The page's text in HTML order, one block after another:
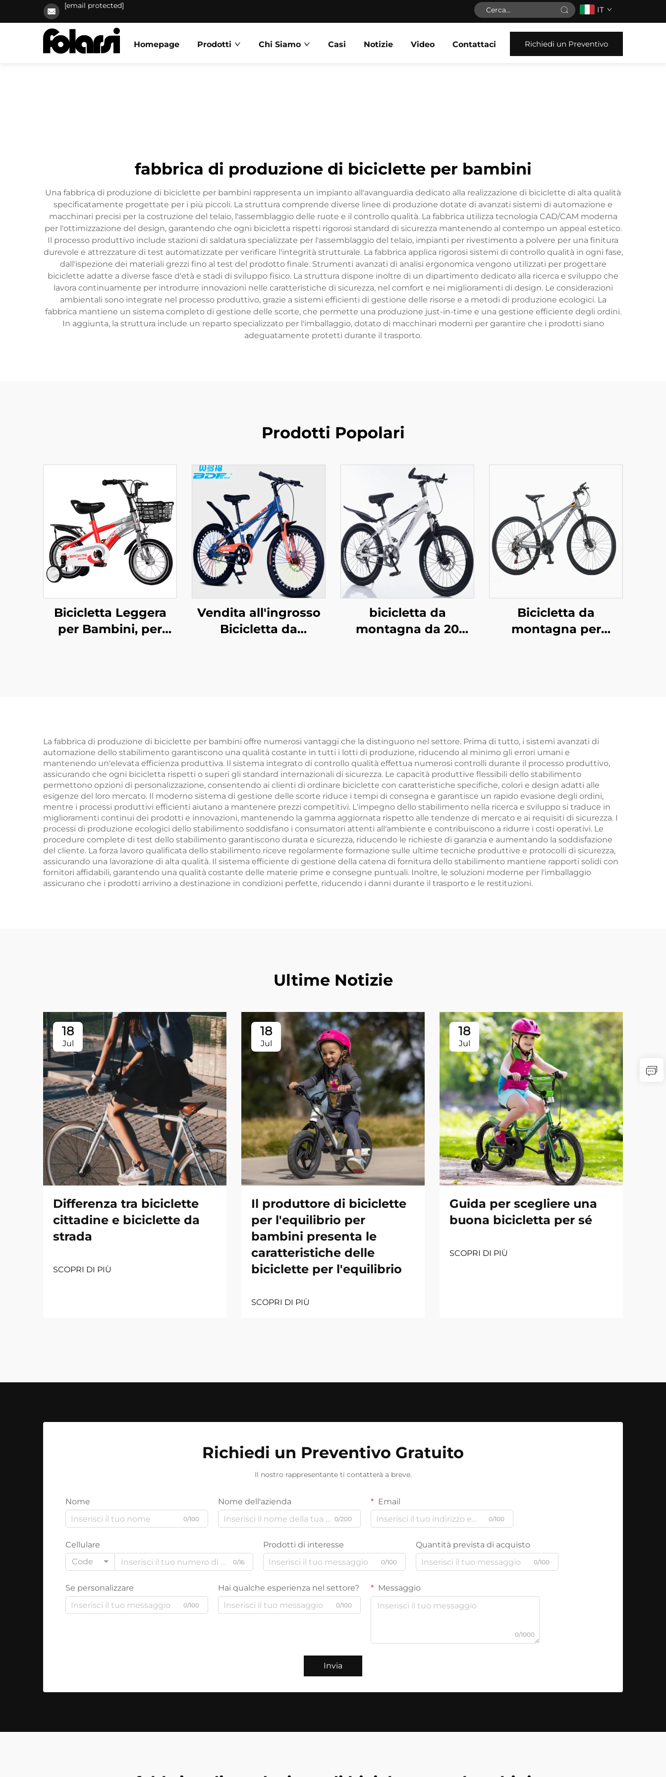
[email protected] IT
Homepage Prodotti Chi Siamo Casi Notizie Video Contattaci Richiedi un Preventivo
fabbrica di produzione di biciclette per bambini
Una fabbrica di produzione di biciclette per bambini rappresenta un impianto all'avanguardia dedicato alla realizzazione di biciclette di alta qualità
specificatamente progettate per i più piccoli. La struttura comprende diverse linee di produzione dotate di avanzati sistemi di automazione e
macchinari precisi per la costruzione del telaio, l'assemblaggio delle ruote e il controllo qualità. La fabbrica utilizza tecnologia CAD/CAM moderna
per l'ottimizzazione del design, garantendo che ogni bicicletta rispetti rigorosi standard di sicurezza mantenendo al contempo un appeal estetico.
Il processo produttivo include stazioni di saldatura specializzate per l'assemblaggio del telaio, impianti per rivestimento a polvere per una finitura
durevole e attrezzature di test automatizzate per verificare l'integrità strutturale. La fabbrica applica rigorosi sistemi di controllo qualità in ogni fase,
dall'ispezione dei materiali grezzi fino al test del prodotto finale. Strumenti avanzati di analisi ergonomica vengono utilizzati per progettare
biciclette adatte a diverse fasce d'età e stadi di sviluppo fisico. La struttura dispone inoltre di un dipartimento dedicato alla ricerca e sviluppo che
lavora continuamente per introdurre innovazioni nelle caratteristiche di sicurezza, nel comfort e nei miglioramenti di design. Le considerazioni
ambientali sono integrate nel processo produttivo, grazie a sistemi efficienti di gestione delle risorse e a metodi di produzione ecologici. La
fabbrica mantiene un sistema completo di gestione delle scorte, che permette una produzione just-in-time e una gestione efficiente degli ordini.
In aggiunta, la struttura include un reparto specializzato per l'imballaggio, dotato di macchinari moderni per garantire che i prodotti siano
adeguatamente protetti durante il trasporto.
Prodotti Popolari
Bicicletta Leggera
per Bambini, per
Vendita all'ingrosso
Bicicletta da
con Forcella in
Acciaio e Pedali
Normali
bicicletta da
montagna da 20
Bicicletta da
montagna per
regalo
La fabbrica di produzione di biciclette per bambini offre numerosi vantaggi che la distinguono nel settore. Prima di tutto, i sistemi avanzati di
automazione dello stabilimento garantiscono una qualità costante in tutti i lotti di produzione, riducendo al minimo gli errori umani e
mantenendo un'elevata efficienza produttiva. Il sistema integrato di controllo qualità effettua numerosi controlli durante il processo produttivo,
assicurando che ogni bicicletta rispetti o superi gli standard internazionali di sicurezza. Le capacità produttive flessibili dello stabilimento
permettono opzioni di personalizzazione, consentendo ai clienti di ordinare biciclette con caratteristiche specifiche, colori e design adatti alle
esigenze del loro mercato. Il moderno sistema di gestione delle scorte riduce i tempi di consegna e garantisce un rapido evasione degli ordini,
mentre i processi produttivi efficienti aiutano a mantenere prezzi competitivi. L'impegno dello stabilimento nella ricerca e sviluppo si traduce in
miglioramenti continui dei prodotti e innovazioni, mantenendo la gamma aggiornata rispetto alle tendenze di mercato e ai requisiti di sicurezza. I
processi di produzione ecologici dello stabilimento soddisfano i consumatori attenti all'ambiente e contribuiscono a ridurre i costi operativi. Le
procedure complete di test dello stabilimento garantiscono durata e sicurezza, riducendo le richieste di garanzia e aumentando la soddisfazione
del cliente. La forza lavoro qualificata dello stabilimento riceve regolarmente formazione sulle ultime tecniche produttive e protocolli di sicurezza,
assicurando una lavorazione di alta qualità. Il sistema efficiente di gestione della catena di fornitura dello stabilimento mantiene rapporti solidi con
fornitori affidabili, garantendo una qualità costante delle materie prime e consegne puntuali. Inoltre, le soluzioni moderne per l'imballaggio
assicurano che i prodotti arrivino a destinazione in condizioni perfette, riducendo i danni durante il trasporto e le restituzioni.
Ultime Notizie
18
Jul
Differenza tra biciclette
cittadine e biciclette da
strada
SCOPRI DI PIÙ
18
Jul
Il produttore di biciclette
per l'equilibrio per
bambini presenta le
caratteristiche delle
biciclette per l'equilibrio
SCOPRI DI PIÙ
18
Jul
Guida per scegliere una
buona bicicletta per sé
SCOPRI DI PIÙ
Richiedi un Preventivo Gratuito
Il nostro rappresentante ti contatterà a breve.
Nome
0/100
Nome dell'azienda
0/200
Email
0/100
Cellulare
Code
0/16
Prodotti di interesse
0/100
Quantità prevista di acquisto
0/100
Se personalizzare
0/100
Hai qualche esperienza nel settore?
0/100
Messaggio
0/1000
Invia